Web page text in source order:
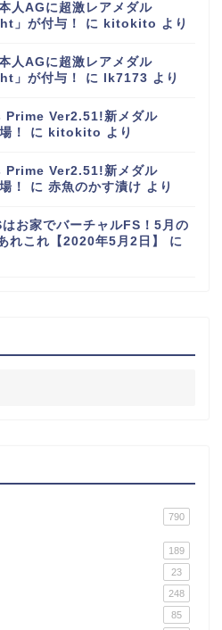
人AGに超激レアメダル
」が付与！
に kitokito より
人AGに超激レアメダル
」が付与！
に lk7173 より
Ver2.51!新メダル
！
に kitokito より
Ver2.51!新メダル
！
に 赤魚のかす漬け より
お家でバーチャルFS！5月の
れこれ【2020年5月2日】
に
790
189
23
248
85